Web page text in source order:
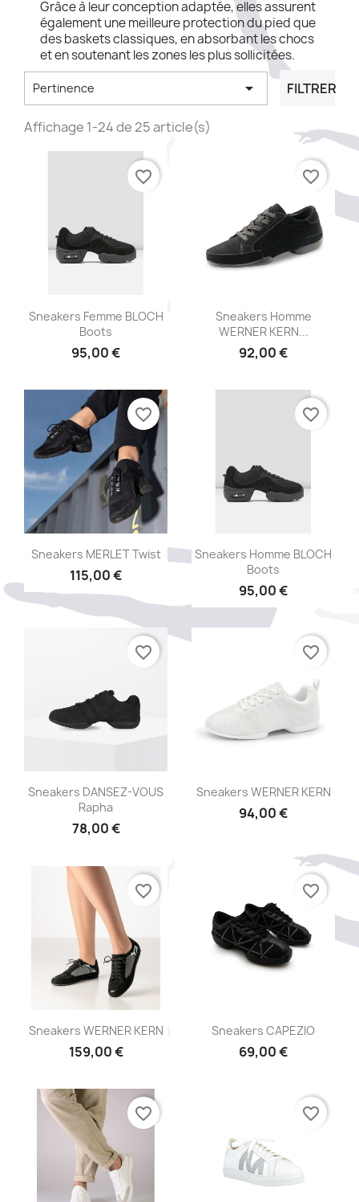
Grâce à leur conception adaptée, elles assurent
également une meilleure protection du pied que
des baskets classiques, en absorbant les chocs
et en soutenant les zones les plus sollicitées.
Pertinence  FILTRER
Affichage 1-24 de 25 article(s)
Aperçu rapide
Sneakers Femme BLOCH
Boots
95,00 €
favorite_border
Aperçu rapide
Sneakers Homme
WERNER KERN...
92,00 €
favorite_border
Aperçu rapide
Sneakers MERLET Twist
115,00 €
favorite_border
Aperçu rapide
Sneakers Homme BLOCH
Boots
95,00 €
favorite_border
Aperçu rapide
Sneakers DANSEZ-VOUS
Rapha
78,00 €
favorite_border
Aperçu rapide
Sneakers WERNER KERN
94,00 €
favorite_border
Aperçu rapide
Sneakers WERNER KERN
159,00 €
favorite_border
Aperçu rapide
Sneakers CAPEZIO
69,00 €
favorite_border
favorite_border favorite_border